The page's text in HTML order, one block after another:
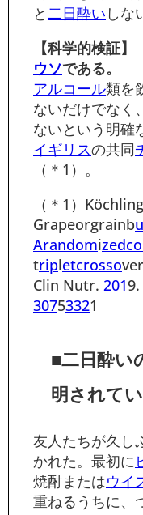
と 二日酔い しな
【科学的検証】
ウソである。
アルコール類を
ないだけでなく、
ないという明確
イギリスの共同
（＊1） 。
（＊1）
Grapeorgrainb
Arandomized
tripletcrosso
Clin Nutr. 2019.
30753321
■二日酔い
明されて
友人たちが久し
かれた。最初に
焼酎またはウイ
重ねるうちに、